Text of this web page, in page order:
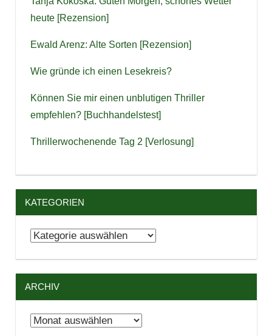
heute [Rezension]
Ewald Arenz: Alte Sorten [Rezension]
Wie gründe ich einen Lesekreis?
Können Sie mir einen unblutigen Thriller
empfehlen? [Buchhandelstest]
Thrillerwochenende Tag 2 [Verlosung]
KATEGORIEN
Kategorien
ARCHIV
Archiv